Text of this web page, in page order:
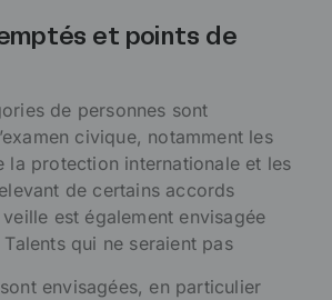
et points de
de personnes sont
civique, notamment les
la protection internationale et les
de certains accords
est également envisagée
qui ne seraient pas
envisagées, en particulier